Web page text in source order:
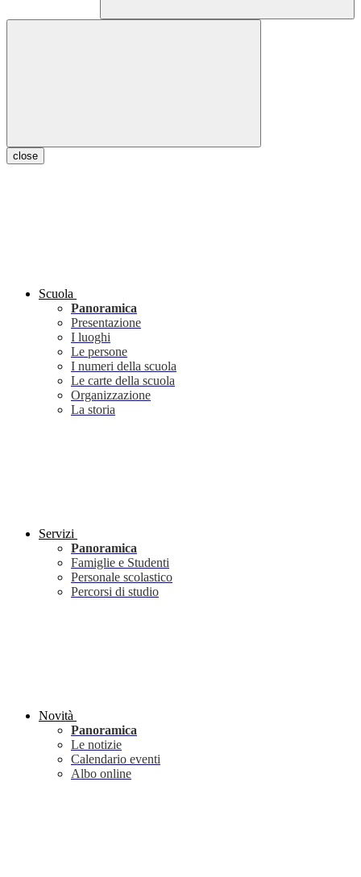
close
Scuola
Panoramica
Presentazione
I luoghi
Le persone
I numeri della scuola
Le carte della scuola
Organizzazione
La storia
Servizi
Panoramica
Famiglie e Studenti
Personale scolastico
Percorsi di studio
Novità
Panoramica
Le notizie
Calendario eventi
Albo online